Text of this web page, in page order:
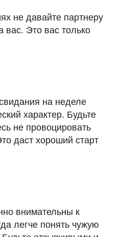
не давайте партнеру
вас. Это вас только
на неделе
характер. Будьте
не провоцировать
даст хороший старт
внимательны к
легче понять чужую